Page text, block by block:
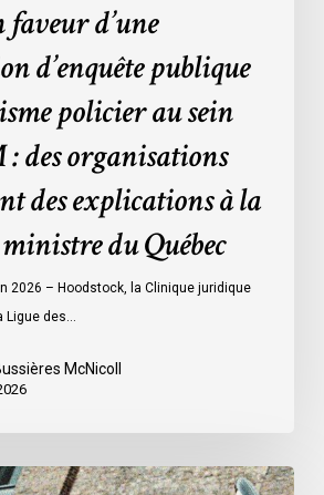
faveur d’une
d’enquête publique
policier au sein
des organisations
des explications à la
du Québec
2026 – Hoodstock, la Clinique juridique
Ligue des…
McNicoll